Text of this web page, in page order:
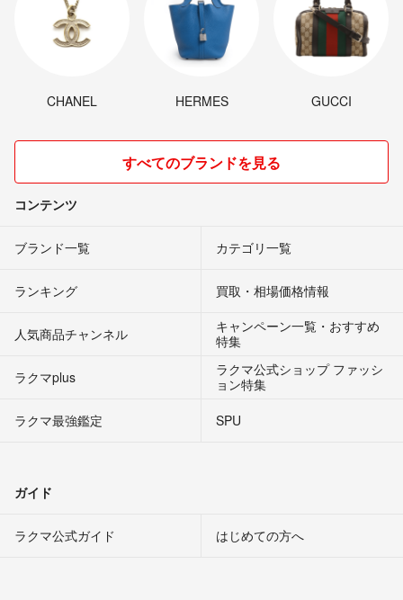
CHANEL HERMES GUCCI
すべてのブランドを見る
コンテンツ
ブランド一覧 カテゴリ一覧
ランキング 買取・相場価格情報
人気商品チャンネル
キャンペーン一覧・おすすめ
特集
ラクマplus
ラクマ公式ショップ ファッシ
ョン特集
ラクマ最強鑑定
SPU
ガイド
ラクマ公式ガイド はじめての方へ